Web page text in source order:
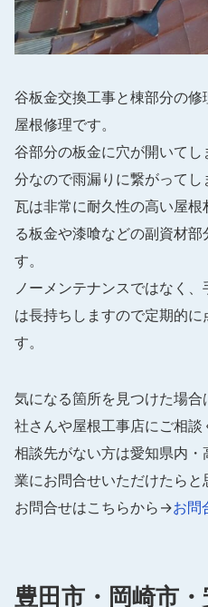
谷板金交換工事と棟部分の
屋根修理です。
谷部分の板金に穴が開いて
分なので雨漏りに繋がってし
瓦は非常に耐久性の高い屋
る板金や漆喰などの副資材
す。
ノーメンテナンスではなく
は長持ちしますので定期的
す。
気になる箇所を見つけた場
社さんや屋根工事店にご相談
相談先がない方は愛知県内
業にお問合せいただけたらと
お問合せはこちらから→お問
豊田市・岡崎市